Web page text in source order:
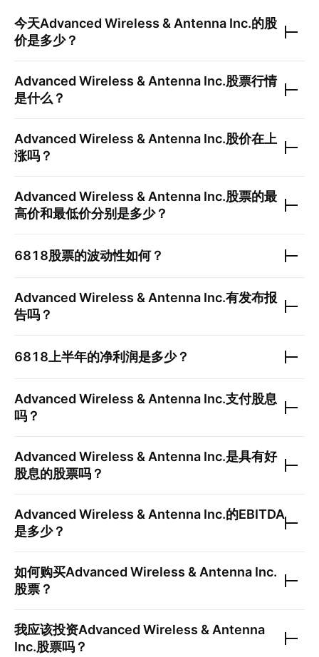
今天Advanced Wireless & Antenna Inc.的股
价是多少？
Advanced Wireless & Antenna Inc.股票行情
是什么？
Advanced Wireless & Antenna Inc.股价在上
涨吗？
Advanced Wireless & Antenna Inc.股票的最
高价和最低价分别是多少？
6818股票的波动性如何？
Advanced Wireless & Antenna Inc.有发布报
告吗？
6818 上半年的净利润是多少？
Advanced Wireless & Antenna Inc.支付股息
吗？
Advanced Wireless & Antenna Inc.是具有好
股息的股票吗？
Advanced Wireless & Antenna Inc.的EBITDA
是多少？
如何购买Advanced Wireless & Antenna Inc.
股票？
我应该投资Advanced Wireless & Antenna
Inc.股票吗？